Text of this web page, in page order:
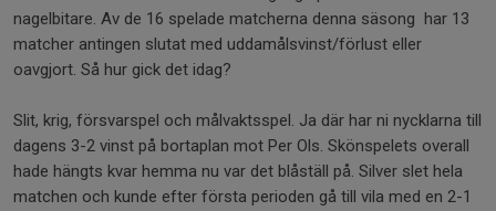
nagelbitare. Av de 16 spelade matcherna denna säsong har 13
matcher antingen slutat med uddamålsvinst/förlust eller
oavgjort. Så hur gick det idag?
Slit, krig, försvarspel och målvaktsspel. Ja där har ni nycklarna till
dagens 3-2 vinst på bortaplan mot Per Ols. Skönspelets overall
hade hängts kvar hemma nu var det blåställ på. Silver slet hela
matchen och kunde efter första perioden gå till vila med en 2-1